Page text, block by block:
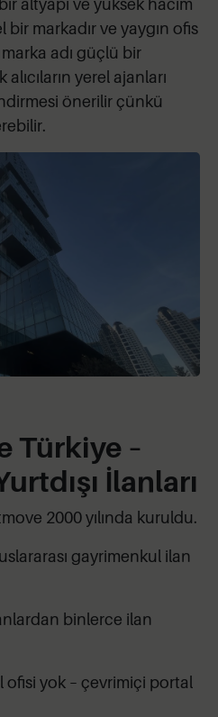
altyapı ve yüksek hacim
markadır ve yaygın ofis
adı güçlü bir
yerel ajanları
önerilir çünkü
Türkiye –
İlanları
2000 yılında kuruldu.
gayrimenkul ilan
binlerce ilan
ofisi yok – çevrimiçi portal